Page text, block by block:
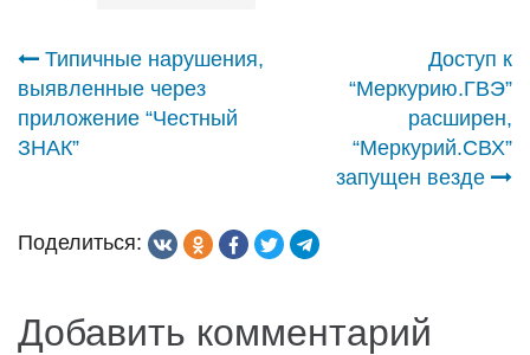
Навигация
по
Типичные нарушения,
выявленные через
приложение “Честный
ЗНАК”
Доступ к
“Меркурию.ГВЭ”
расширен,
“Меркурий.СВХ”
запущен везде
Поделиться:
Добавить комментарий